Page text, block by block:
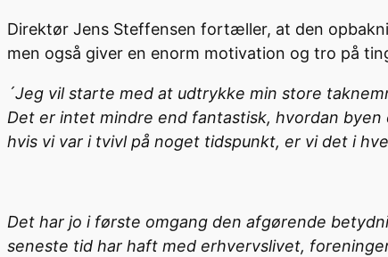
Direktør Jens Steffensen fortæller, at den
men også giver en enorm motivation og tro på
´Jeg vil starte med at udtrykke min store
Det er intet mindre end fantastisk, hvordan
hvis vi var i tvivl på noget tidspunkt, er vi det i
Det har jo i første omgang den afgørende
seneste tid har haft med erhvervslivet,